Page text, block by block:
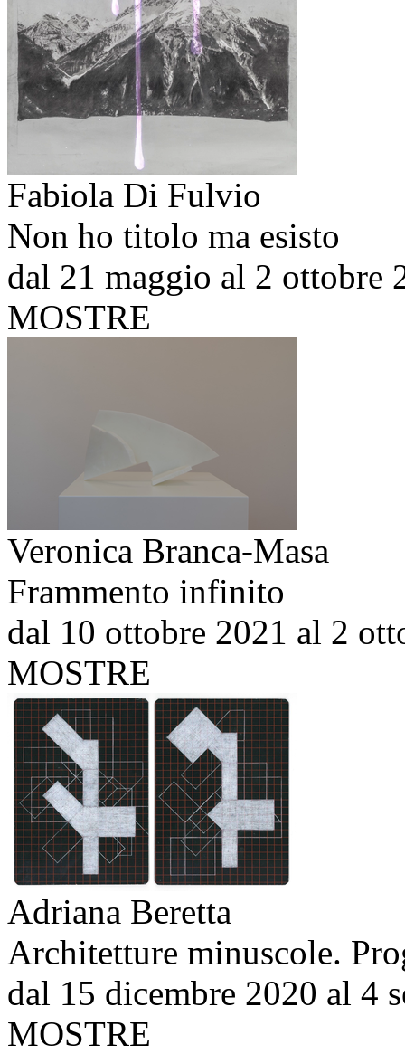
Fabiola Di Fulvio
Non ho titolo ma esisto
dal 21 maggio al 2 ottobre
MOSTRE
Veronica Branca-Masa
Frammento infinito
dal 10 ottobre 2021 al 2
MOSTRE
Adriana Beretta
Architetture minuscole.
dal 15 dicembre 2020 al 4
MOSTRE